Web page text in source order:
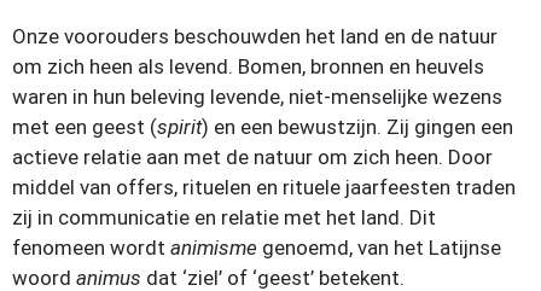
Onze voorouders beschouwden het land en de natuur
om zich heen als levend. Bomen, bronnen en heuvels
waren in hun beleving levende, niet-menselijke wezens
met een geest (spirit) en een bewustzijn. Zij gingen een
actieve relatie aan met de natuur om zich heen. Door
middel van offers, rituelen en rituele jaarfeesten traden
zij in communicatie en relatie met het land. Dit
fenomeen wordt animisme genoemd, van het Latijnse
woord animus dat ‘ziel’ of ‘geest’ betekent.